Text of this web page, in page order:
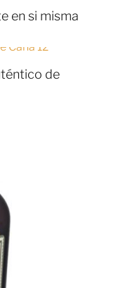
en si misma
de